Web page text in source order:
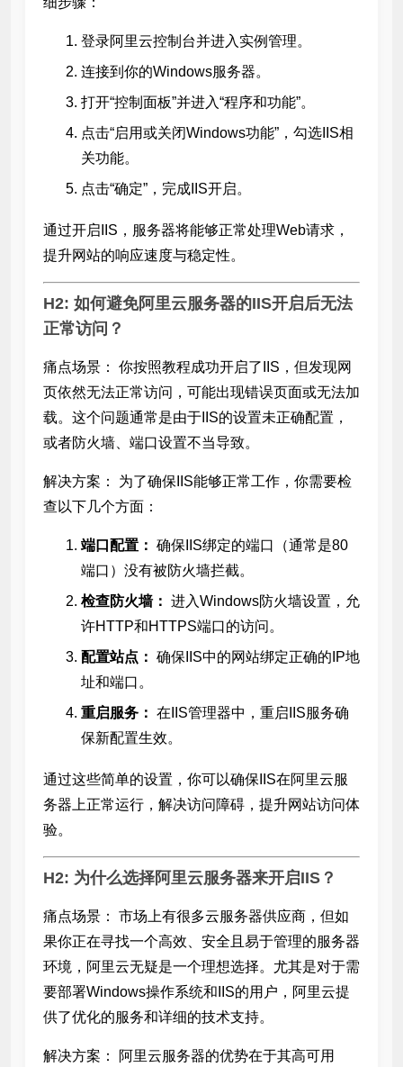
登录阿里云控制台并进入实例管理。
连接到你的Windows服务器。
打开“控制面板”并进入“程序和功能”。
点击“启用或关闭Windows功能”，勾选IIS相
关功能。
点击“确定”，完成IIS开启。
通过开启IIS，服务器将能够正常处理Web请求，
提升网站的响应速度与稳定性。
H2: 如何避免阿里云服务器的IIS开启后无法
正常访问？
痛点场景： 你按照教程成功开启了IIS，但发现网
页依然无法正常访问，可能出现错误页面或无法加
载。这个问题通常是由于IIS的设置未正确配置，
或者防火墙、端口设置不当导致。
解决方案： 为了确保IIS能够正常工作，你需要检
查以下几个方面：
端口配置： 确保IIS绑定的端口（通常是80
端口）没有被防火墙拦截。
检查防火墙： 进入Windows防火墙设置，允
许HTTP和HTTPS端口的访问。
配置站点： 确保IIS中的网站绑定正确的IP地
址和端口。
重启服务： 在IIS管理器中，重启IIS服务确
保新配置生效。
通过这些简单的设置，你可以确保IIS在阿里云服
务器上正常运行，解决访问障碍，提升网站访问体
验。
H2: 为什么选择阿里云服务器来开启IIS？
痛点场景： 市场上有很多云服务器供应商，但如
果你正在寻找一个高效、安全且易于管理的服务器
环境，阿里云无疑是一个理想选择。尤其是对于需
要部署Windows操作系统和IIS的用户，阿里云提
供了优化的服务和详细的技术支持。
解决方案： 阿里云服务器的优势在于其高可用